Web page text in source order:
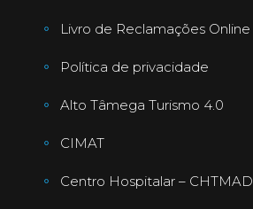
Livro de Reclamações Online
Política de privacidade
Alto Tâmega Turismo 4.0
CIMAT
Centro Hospitalar – CHTMAD